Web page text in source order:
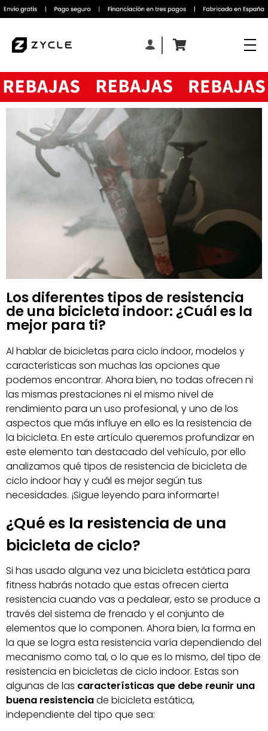
Los diferentes tipos de resistencia
de una bicicleta indoor: ¿Cuál es la
mejor para ti?
Al hablar de bicicletas para ciclo indoor, modelos y
características son muchas las opciones que
podemos encontrar. Ahora bien, no todas ofrecen ni
las mismas prestaciones ni el mismo nivel de
rendimiento para un uso profesional, y uno de los
aspectos que más influye en ello es la resistencia de
la bicicleta. En este artículo queremos profundizar en
este elemento tan destacado del vehículo, por ello
analizamos qué tipos de resistencia de bicicleta de
ciclo indoor hay y cuál es mejor según tus
necesidades. ¡Sigue leyendo para informarte!
¿Qué es la resistencia de una
bicicleta de ciclo?
Si has usado alguna vez una bicicleta estática para
fitness habrás notado que estas ofrecen cierta
resistencia cuando vas a pedalear, esto se produce a
través del sistema de frenado y el conjunto de
elementos que lo componen. Ahora bien, la forma en
la que se logra esta resistencia varía dependiendo del
mecanismo como tal, o lo que es lo mismo, del tipo de
resistencia en bicicletas de ciclo indoor. Estas son
algunas de las características que debe reunir una
buena resistenciade bicicleta estática,
independiente del tipo que sea: